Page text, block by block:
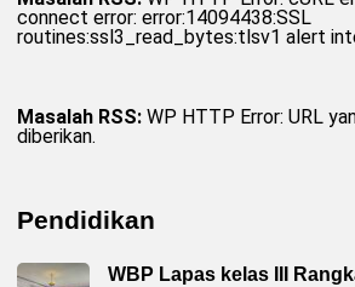
connect error: error:14094438:SSL
routines:ssl3_read_bytes:tlsv1 alert
Masalah RSS: WP HTTP Error: URL
diberikan.
Pendidikan
WBP Lapas kelas III